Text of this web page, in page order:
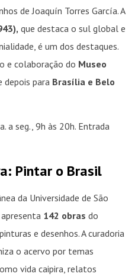
de Joaquín Torres García. A
que destaca o sul global e
é um dos destaques.
e colaboração do Museo
depois para Brasília e Belo
a seg., 9h às 20h. Entrada
Pintar o Brasil
da Universidade de São
142 obras do
e desenhos. A curadoria
o acervo por temas
vida caipira, relatos